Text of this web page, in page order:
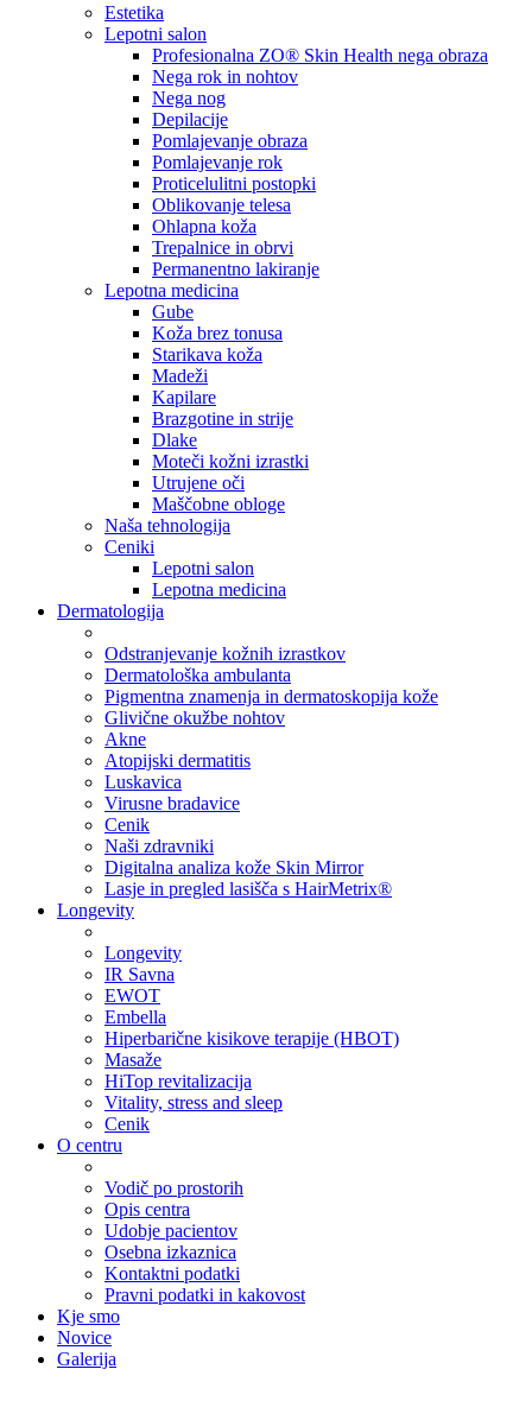
Estetika
Lepotni salon
Profesionalna ZO® Skin Health nega obraza
Nega rok in nohtov
Nega nog
Depilacije
Pomlajevanje obraza
Pomlajevanje rok
Proticelulitni postopki
Oblikovanje telesa
Ohlapna koža
Trepalnice in obrvi
Permanentno lakiranje
Lepotna medicina
Gube
Koža brez tonusa
Starikava koža
Madeži
Kapilare
Brazgotine in strije
Dlake
Moteči kožni izrastki
Utrujene oči
Maščobne obloge
Naša tehnologija
Ceniki
Lepotni salon
Lepotna medicina
Dermatologija
Odstranjevanje kožnih izrastkov
Dermatološka ambulanta
Pigmentna znamenja in dermatoskopija kože
Glivične okužbe nohtov
Akne
Atopijski dermatitis
Luskavica
Virusne bradavice
Cenik
Naši zdravniki
Digitalna analiza kože Skin Mirror
Lasje in pregled lasišča s HairMetrix®
Longevity
Longevity
IR Savna
EWOT
Embella
Hiperbarične kisikove terapije (HBOT)
Masaže
HiTop revitalizacija
Vitality, stress and sleep
Cenik
O centru
Vodič po prostorih
Opis centra
Udobje pacientov
Osebna izkaznica
Kontaktni podatki
Pravni podatki in kakovost
Kje smo
Novice
Galerija